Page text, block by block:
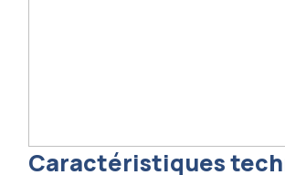
Caractéristiques